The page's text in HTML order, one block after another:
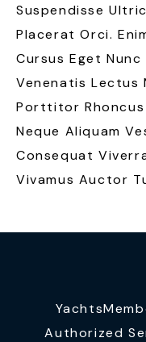
Suspendisse
Placerat Orci.
Cursus Eget
Venenatis Lectus
Porttitor
Neque Aliquam
Consequat
Vivamus Auctor
Authorized